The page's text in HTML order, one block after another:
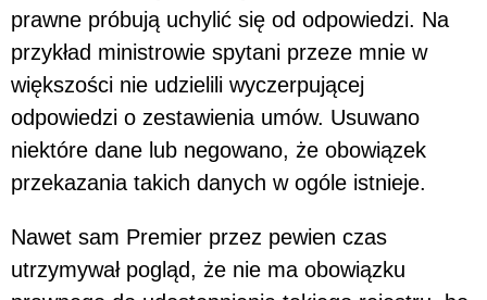
prawne próbują uchylić się od odpowiedzi. Na
przykład ministrowie spytani przeze mnie w
większości nie udzielili wyczerpującej
odpowiedzi o zestawienia umów. Usuwano
niektóre dane lub negowano, że obowiązek
przekazania takich danych w ogóle istnieje.
Nawet sam Premier przez pewien czas
utrzymywał pogląd, że nie ma obowiązku